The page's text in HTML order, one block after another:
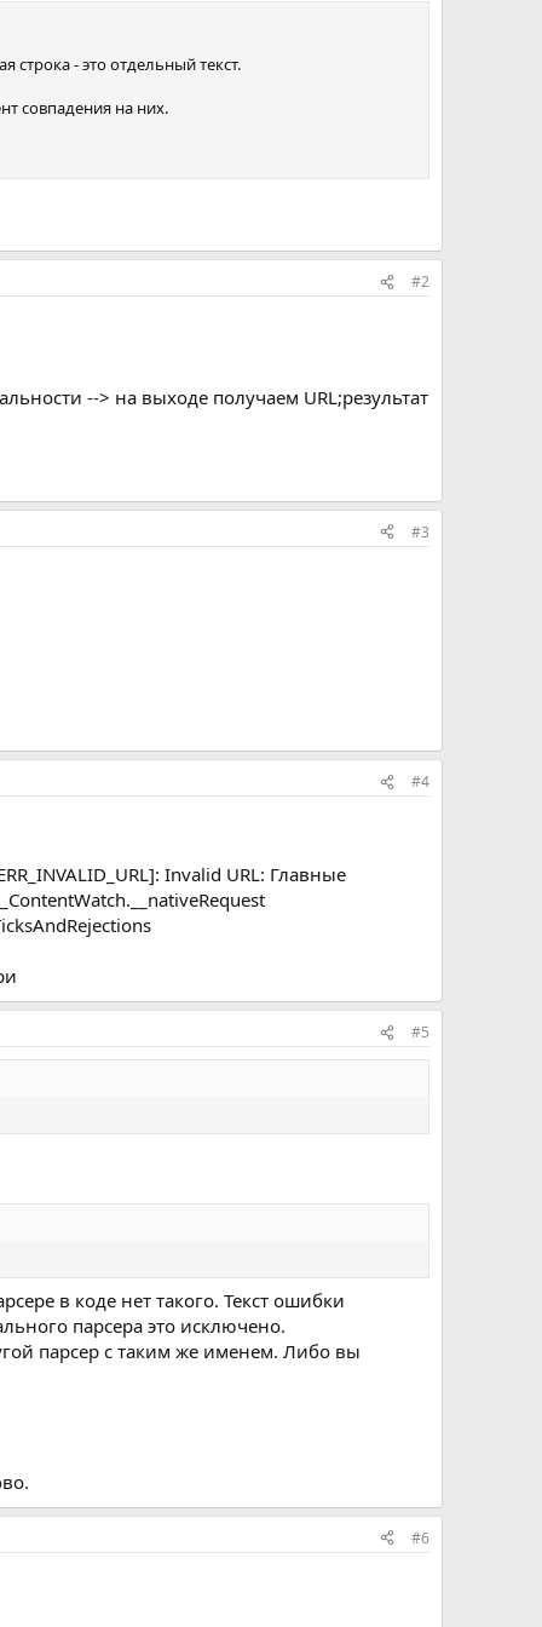
строка - это отдельный текст.
совпадения на них.
#2
--> на выходе получаем URL;результат
#3
#4
Invalid URL: Главные
#5
в коде нет такого. Текст ошибки
парсера это исключено.
парсер с таким же именем. Либо вы
#6